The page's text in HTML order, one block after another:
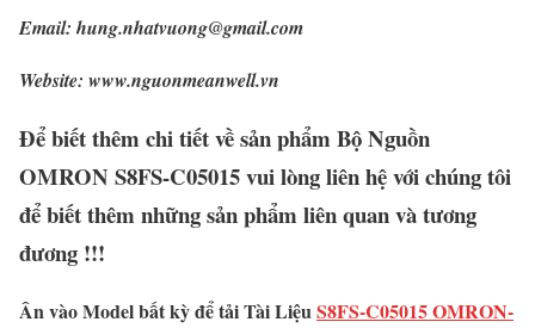
Email: hung.nhatvuong@gmail.com
Website: www.nguonmeanwell.vn
Để biết thêm chi tiết về sản phẩm Bộ Nguồn
OMRON S8FS-C05015 vui lòng liên hệ với chúng tôi
để biết thêm những sản phẩm liên quan và tương
đương !!!
Ân vào Model bất kỳ để tải Tài LiệuS8FS-C05015 OMRON-